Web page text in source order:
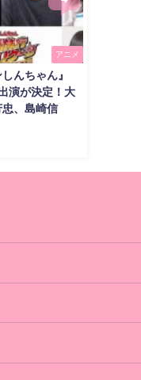
アニメ
んちゃん』
演が決定！大
、島崎信